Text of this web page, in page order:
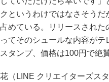
というわけではなさそう
めている。リリースされ
てそのシュールな内容が
タンプ、価格は100円で絶
（LINE クリエイターズスタ